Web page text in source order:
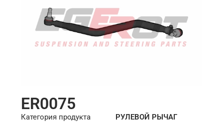
ER0075
Категория продукта РУЛЕВОЙ РЫЧАГ